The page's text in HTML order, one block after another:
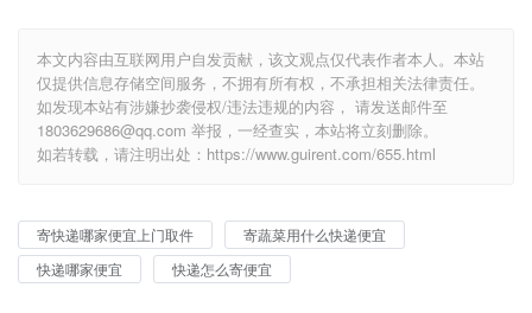
本文内容由互联网用户自发贡献，该文观点仅代表作者本人。本站
仅提供信息存储空间服务，不拥有所有权，不承担相关法律责任。
如发现本站有涉嫌抄袭侵权/违法违规的内容， 请发送邮件至
1803629686@qq.com 举报，一经查实，本站将立刻删除。
如若转载，请注明出处：https://www.guirent.com/655.html
寄快递哪家便宜上门取件
寄蔬菜用什么快递便宜
快递哪家便宜
快递怎么寄便宜